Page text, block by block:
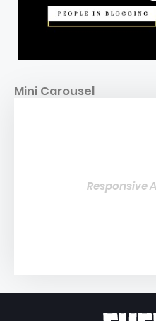
Mini Carousel
Responsive